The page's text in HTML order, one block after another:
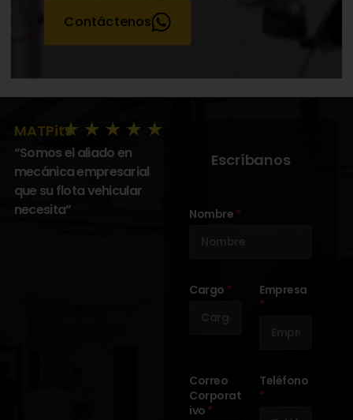
Contáctenos
MATPits
“Somos el aliado en
mecánica empresarial
que su flota vehicular
necesita”
Escríbanos
Nombre *
Cargo *
Empresa
*
Correo
Corporat
ivo *
Teléfono
*